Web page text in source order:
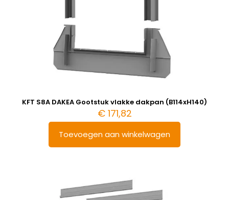
KFT S8A DAKEA Gootstuk vlakke dakpan (B114xH140)
€171,82
Toevoegen aan winkelwagen